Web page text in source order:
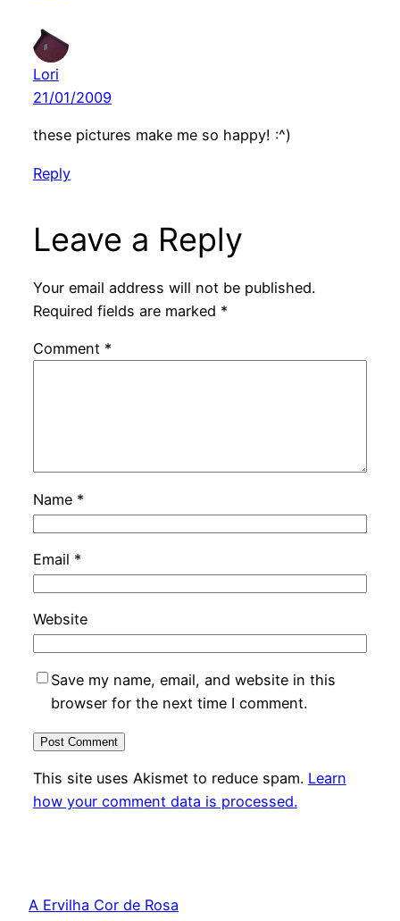
Lori
21/01/2009
these pictures make me so happy! :^)
Reply
Leave a Reply
Your email address will not be published.
Required fields are marked *
Comment *
Name *
Email *
Website
Save my name, email, and website in this
browser for the next time I comment.
This site uses Akismet to reduce spam. Learn
how your comment data is processed.
A Ervilha Cor de Rosa